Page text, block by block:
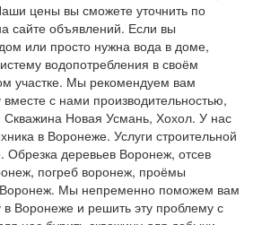
цены вы сможете уточнить по
сайте объявлений. Если вы
или просто нужна вода в доме,
водопотребления в своём
участке. Мы рекомендуем вам
вместе с нами производительностью,
Новая Усмань, Хохол. У нас
в Воронеже. Услуги строительной
Обрезка деревьев Воронеж, отсев
погреб воронеж, проёмы
Мы непременно поможем вам
в Воронеже и решить эту проблему с